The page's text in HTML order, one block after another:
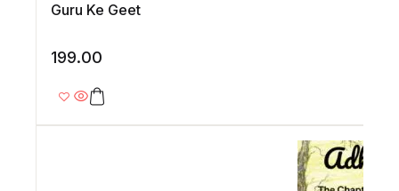
Guru Ke Geet
199.00